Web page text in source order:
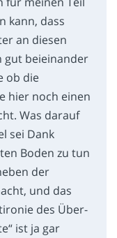
kann, dass
an diesen
gut beieinander
ob die
hier noch einen
Was darauf
sei Dank
Boden zu tun
der
und das
des Über-
ist ja gar